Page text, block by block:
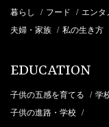
暮らし / フード / エンタ
夫婦・家族 / 私の生き方
EDUCATION
子供の五感を育てる / 学
子供の進路・学校 /